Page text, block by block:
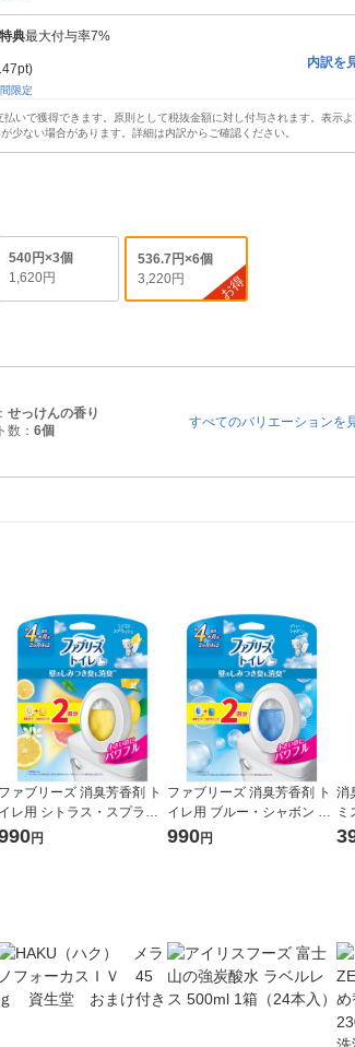
典最大付与率7%
限定
内訳を
いで獲得できます。原則として税抜金額に対し付与されます。表示よ
少ない場合があります。詳細は内訳からご確認ください。
540円×3個
1,620円
536.7円×6個
3,220円
お得
せっけんの香り
数： 6個
すべてのバリエーションを
ファブリーズ 消臭芳香剤 ト
イレ用 シトラス・スプラッ
ュ 1パック（本体ケース
円
ファブリーズ 消臭芳香剤 ト
イレ用 ブルー・シャボン 1
パック（本体ケース+詰替2
990円
消
ミ
フ